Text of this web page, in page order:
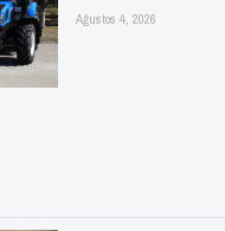
Ağustos 4, 2026